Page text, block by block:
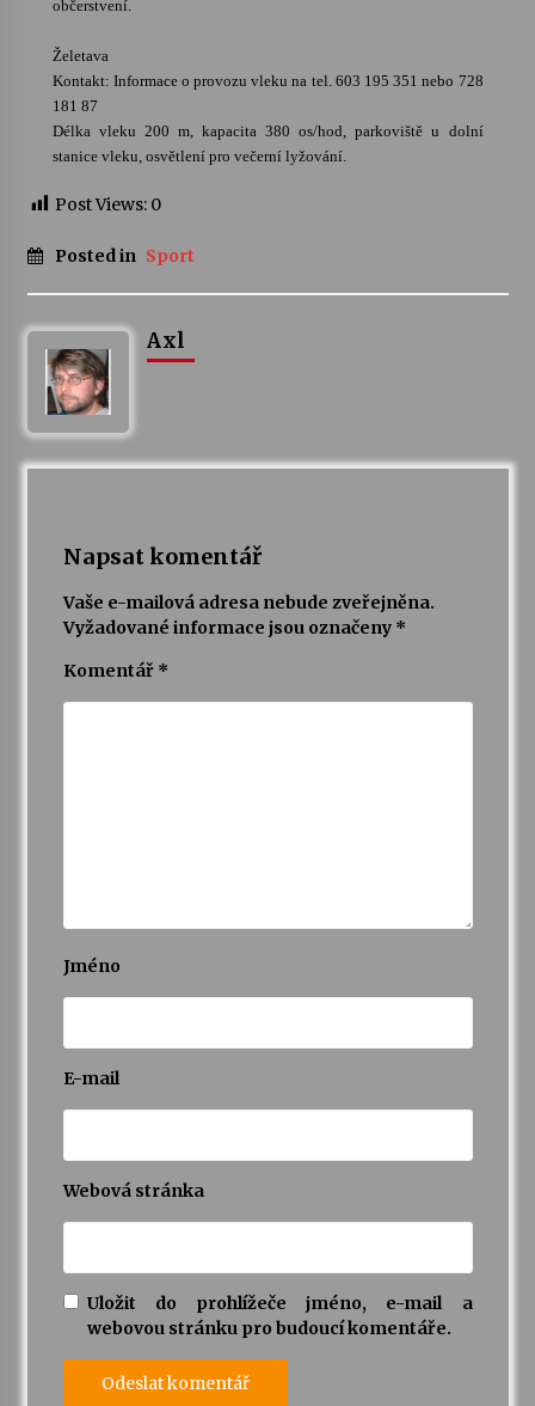
občerstvení.
Želetava
Kontakt: Informace o provozu vleku na tel. 603 195 351 nebo 728
181 87
Délka vleku 200 m, kapacita 380 os/hod, parkoviště u dolní
stanice vleku, osvětlení pro večerní lyžování.
Post Views: 0
Posted in Sport
Axl
Napsat komentář
Vaše e-mailová adresa nebude zveřejněna.
Vyžadované informace jsou označeny *
Komentář *
Jméno
E-mail
Webová stránka
Uložit do prohlížeče jméno, e-mail a
webovou stránku pro budoucí komentáře.